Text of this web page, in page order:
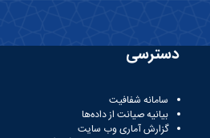
دسترسی
سامانه شفافیت
بیانیه صیانت از داده‌ها
گزارش آماری وب‌ سایت